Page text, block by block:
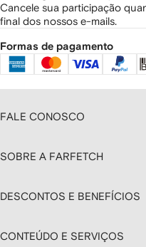
Cancele sua participação
final dos nossos e-mails.
Formas de pagamento
FALE CONOSCO
SOBRE A FARFETCH
DESCONTOS E BENEFÍCIOS
CONTEÚDO E SERVIÇOS